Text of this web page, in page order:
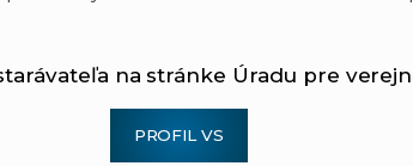
na stránke Úradu pre
PROFIL VS